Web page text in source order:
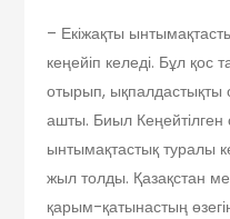
– Екіжақты
кеңейіп келеді. Бұл қос
отырып, ықпалдастықты
ашты. Биыл Кеңейтілген
ынтымақтастық туралы
жыл толды. Қазақстан
қарым-қатынастың